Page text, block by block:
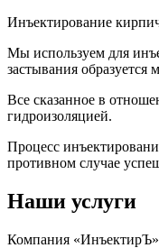
Инъектирование
Мы используем для
застывания
Все сказанное в
гидроизоляцией.
Процесс
противном случае
Наши услуги
Компания «ИнъектирЪ»